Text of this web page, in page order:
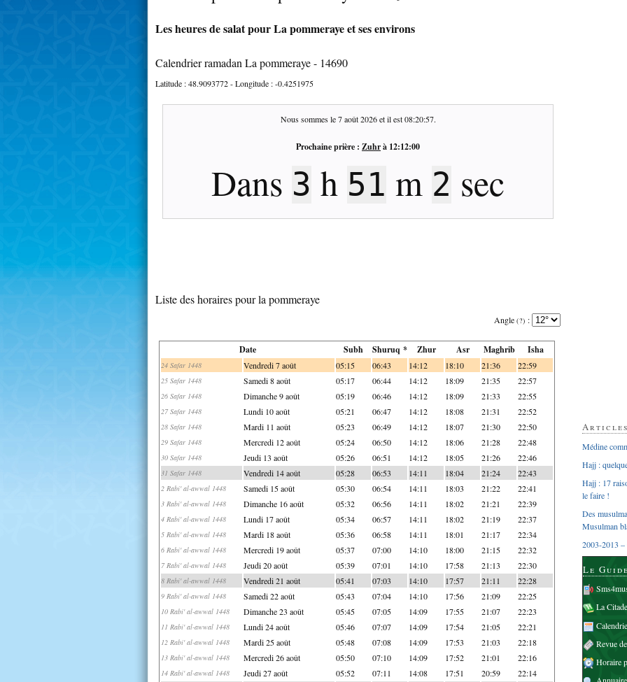
Les heures de salat pour La pommeraye et ses environs
Calendrier ramadan La pommeraye - 14690
Latitude :48.9093772- Longitude :-0.4251975
Nous sommes le7 août 2026et il est08:20:58.
Prochaine prière : Zuhrà 12:12:00
Dans 3 h 51 m 1 sec
Liste des horaires pour la pommeraye
Angle (?) :
Date Subh Shuruq * Zhur Asr Maghrib Isha
24 Safar 1448 Vendredi 7 août 05:15 06:43 14:12 18:10 21:36 22:59
25 Safar 1448 Samedi 8 août 05:17 06:44 14:12 18:09 21:35 22:57
26 Safar 1448 Dimanche 9 août 05:19 06:46 14:12 18:09 21:33 22:55
27 Safar 1448 Lundi 10 août 05:21 06:47 14:12 18:08 21:31 22:52
28 Safar 1448 Mardi 11 août 05:23 06:49 14:12 18:07 21:30 22:50
29 Safar 1448 Mercredi 12 août 05:24 06:50 14:12 18:06 21:28 22:48
30 Safar 1448 Jeudi 13 août 05:26 06:51 14:12 18:05 21:26 22:46
31 Safar 1448 Vendredi 14 août 05:28 06:53 14:11 18:04 21:24 22:43
2 Rabi' al-awwal 1448 Samedi 15 août 05:30 06:54 14:11 18:03 21:22 22:41
3 Rabi' al-awwal 1448 Dimanche 16 août 05:32 06:56 14:11 18:02 21:21 22:39
4 Rabi' al-awwal 1448 Lundi 17 août 05:34 06:57 14:11 18:02 21:19 22:37
5 Rabi' al-awwal 1448 Mardi 18 août 05:36 06:58 14:11 18:01 21:17 22:34
6 Rabi' al-awwal 1448 Mercredi 19 août 05:37 07:00 14:10 18:00 21:15 22:32
7 Rabi' al-awwal 1448 Jeudi 20 août 05:39 07:01 14:10 17:58 21:13 22:30
8 Rabi' al-awwal 1448 Vendredi 21 août 05:41 07:03 14:10 17:57 21:11 22:28
9 Rabi' al-awwal 1448 Samedi 22 août 05:43 07:04 14:10 17:56 21:09 22:25
10 Rabi' al-awwal 1448 Dimanche 23 août 05:45 07:05 14:09 17:55 21:07 22:23
11 Rabi' al-awwal 1448 Lundi 24 août 05:46 07:07 14:09 17:54 21:05 22:21
12 Rabi' al-awwal 1448 Mardi 25 août 05:48 07:08 14:09 17:53 21:03 22:18
13 Rabi' al-awwal 1448 Mercredi 26 août 05:50 07:10 14:09 17:52 21:01 22:16
14 Rabi' al-awwal 1448 Jeudi 27 août 05:52 07:11 14:08 17:51 20:59 22:14
Médine
Hajj :
Hajj : 17
le faire !
Des
Musulman
2003-2013 –
Le
La
Revue
Horaire